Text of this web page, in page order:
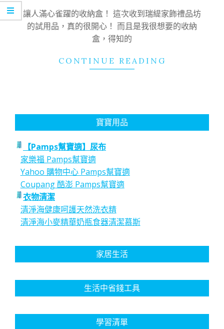
02
讓人滿心雀躍的收納盒！ 這次收到瑞緹家飾禮品坊
的試用品，真的很開心！ 而且是我很想要的收納
盒，得知的
CONTINUE READING
寶寶用品
【Pamps幫寶適】尿布
家樂福 Pamps幫寶適
Yahoo 購物中心 Pamps幫寶適
Coupang 酷澎 Pamps幫寶適
衣物清潔
清淨海健康呵護天然洗衣精
清淨海小麥精華奶瓶食器清潔慕斯
家居生活
生活中省錢工具
學習清單